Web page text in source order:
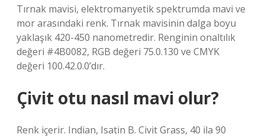
Tırnak mavisi, elektromanyetik spektrumda mavi ve
mor arasındaki renk. Tırnak mavisinin dalga boyu
yaklaşık 420-450 nanometredir. Renginin onaltılık
değeri #4B0082, RGB değeri 75.0.130 ve CMYK
değeri 100.42.0.0’dır.
Çivit otu nasıl mavi olur?
Renk içerir. Indian, Isatin B. Civit Grass, 40 ila 90